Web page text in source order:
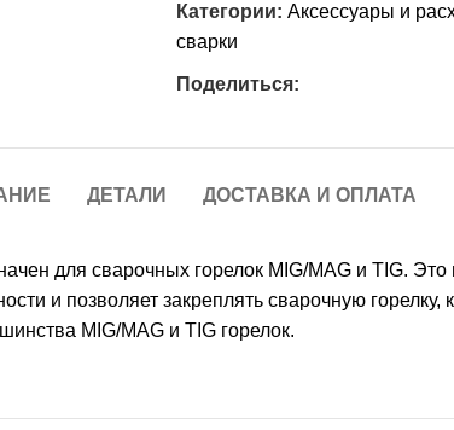
Категории: Аксессуары и
сварки
Поделиться:
ДЕТАЛИ ДОСТАВКА И ОПЛАТА
для сварочных горелок MIG/MAG и TIG.
и позволяет закреплять сварочную
MIG/MAG и TIG горелок.